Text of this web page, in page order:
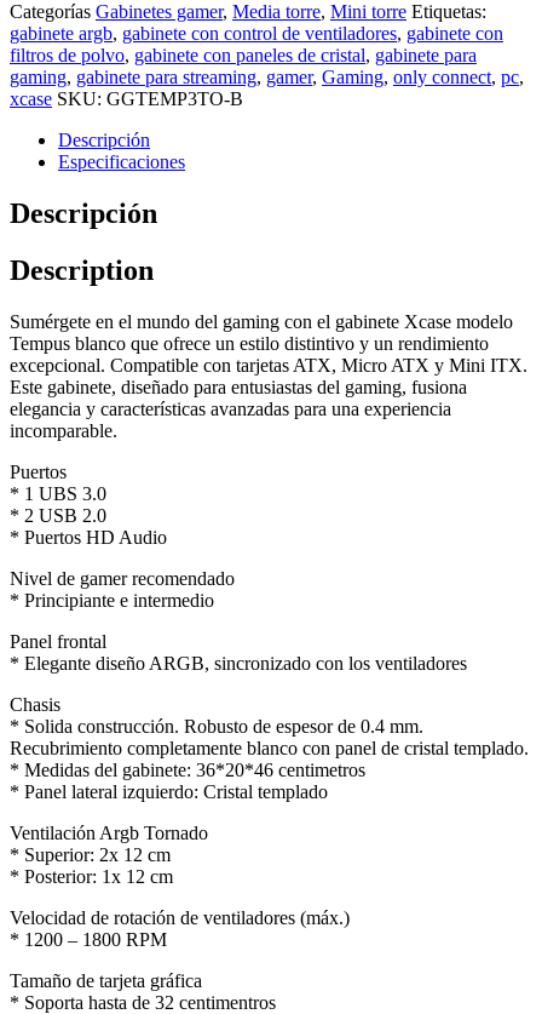
Categorías Gabinetes gamer, Media torre, Mini torre Etiquetas:
gabinete argb, gabinete con control de ventiladores, gabinete con
filtros de polvo, gabinete con paneles de cristal, gabinete para
gaming, gabinete para streaming, gamer, Gaming, only connect, pc,
xcase SKU: GGTEMP3TO-B
Descripción
Especificaciones
Descripción
Description
Sumérgete en el mundo del gaming con el gabinete Xcase modelo
Tempus blanco que ofrece un estilo distintivo y un rendimiento
excepcional. Compatible con tarjetas ATX, Micro ATX y Mini ITX.
Este gabinete, diseñado para entusiastas del gaming, fusiona
elegancia y características avanzadas para una experiencia
incomparable.
Puertos
* 1 UBS 3.0
* 2 USB 2.0
* Puertos HD Audio
Nivel de gamer recomendado
* Principiante e intermedio
Panel frontal
* Elegante diseño ARGB, sincronizado con los ventiladores
Chasis
* Solida construcción. Robusto de espesor de 0.4 mm.
Recubrimiento completamente blanco con panel de cristal templado.
* Medidas del gabinete: 36*20*46 centimetros
* Panel lateral izquierdo: Cristal templado
Ventilación Argb Tornado
* Superior: 2x 12 cm
* Posterior: 1x 12 cm
Velocidad de rotación de ventiladores (máx.)
* 1200 – 1800 RPM
Tamaño de tarjeta gráfica
* Soporta hasta de 32 centimentros